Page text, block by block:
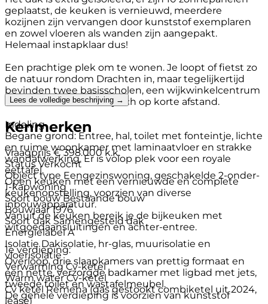
geplaatst, de keuken is vernieuwd, meerdere
kozijnen zijn vervangen door kunststof exemplaren
en zowel vloeren als wanden zijn aangepakt.
Helemaal instapklaar dus!
Een prachtige plek om te wonen. Je loopt of fietst zo
de natuur rondom Drachten in, maar tegelijkertijd
bevinden twee basisscholen, een wijkwinkelcentrum
en een kinderboerderij zich op korte afstand.
Indeling
Begane grond: Entree, hal, toilet met fonteintje, lichte
en ruime woonkamer met laminaatvloer en strakke
wandafwerking. Er is volop plek voor een royale
eettafel.
Open keuken met een vernieuwde en complete
keukenopstelling, voorzien van diverse
inbouwapparatuur.
Vanuit de keuken bereik je de bijkeuken met
witgoedaansluitingen en achter-entree.
1e verdieping:
Overloop, drie slaapkamers van prettig formaat en
een nette, verzorgde badkamer met ligbad met jets,
tweede toilet en wastafelmeubel.
De gehele verdieping is voorzien van kunststof
Lees de volledige beschrijving →
Kenmerken
Vraagprijs € 398.000 k.k.
Status Verkocht
Object type Eengezinswoning, geschakelde 2-onder-
1-kapwoning
Soort bouw Bestaande bouw
Bouwjaar 1976
Soort dak Samengesteld dak
Energielabel A
Isolatie Dakisolatie, hr-glas, muurisolatie en
vloerisolatie
Verwarming Cv-ketel
Warm water Cv-ketel
Cv ketel Remeha (gas gestookt combiketel uit 2024,
lease)